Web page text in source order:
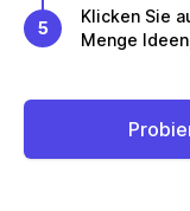
5
Klicken Sie
Menge